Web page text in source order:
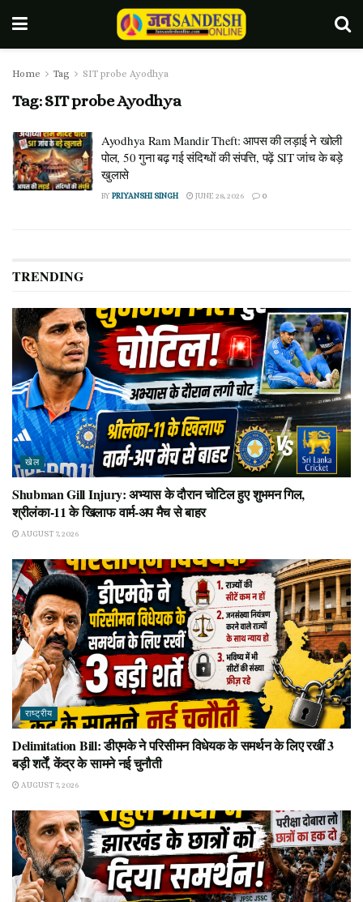
Home Tag SIT probe Ayodhya
Tag:SIT probe Ayodhya
Ayodhya Ram Mandir Theft: आपस की लड़ाई ने खोली
पोल, 50 गुना बढ़ गई संदिग्धों की संपत्ति, पढ़ें SIT जांच के बड़े
खुलासे
BYPRIYANSHI SINGH JUNE 28, 2026 0
TRENDING
खेल
Shubman Gill Injury: अभ्यास के दौरान चोटिल हुए शुभमन गिल,
श्रीलंका-11 के खिलाफ वार्म-अप मैच से बाहर
AUGUST 7, 2026
राष्ट्रीय
Delimitation Bill: डीएमके ने परिसीमन विधेयक के समर्थन के लिए रखीं 3
बड़ी शर्तें, केंद्र के सामने नई चुनौती
AUGUST 7, 2026